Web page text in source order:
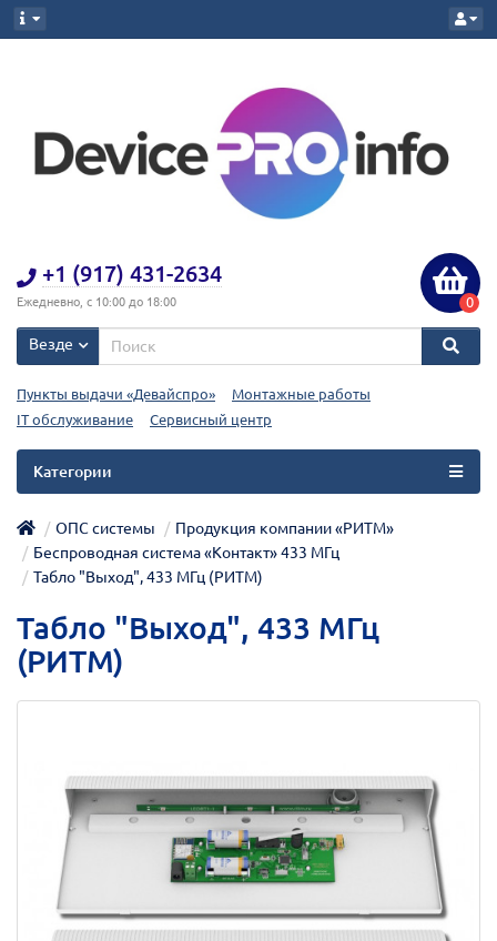
+1 (917) 431-2634
Ежедневно, с 10:00 до 18:00 0
Везде
Пункты выдачи «Девайспро»
Монтажные работы
IT обслуживание
Сервисный центр
Категории
ОПС системы
Продукция компании «РИТМ»
Беспроводная система «Контакт» 433 МГц
Табло "Выход", 433 МГц (РИТМ)
Табло "Выход", 433 МГц
(РИТМ)